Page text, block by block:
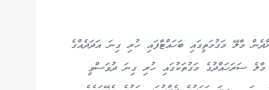
މާލޭ މަގުމަތީގައި ބަހައްޓާފައި ހުރި ގިނަ އަދަދެއްގެ
މާލެ ސަރަހައްދުގެ މަގުތަކުގައި ހުރި ގިނަ ދުވަސްވީ